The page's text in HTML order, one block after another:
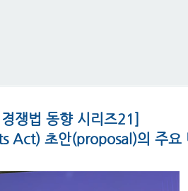
쟁법 동향 시리즈21]
Act) 초안(proposal)의 주요